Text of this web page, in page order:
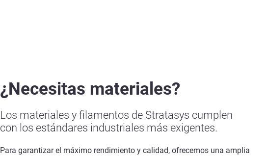
¿Necesitas materiales?
Los materiales y filamentos de Stratasys cumplen
con los estándares industriales más exigentes.
Para garantizar el máximo rendimiento y calidad, ofrecemos una amplia